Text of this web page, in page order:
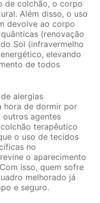
de colchão, o corpo
Além disso, o uso
devolve ao corpo
(renovação
Sol (infravermelho
elevando
de todos
alergias
hora de dormir por
outros agentes
terapêutico
o uso de tecidos
no
o aparecimento
isso, quem sofre
melhorado já
e seguro.